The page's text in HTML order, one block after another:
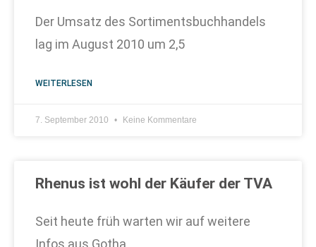
Der Umsatz des Sortimentsbuchhandels
lag im August 2010 um 2,5
WEITERLESEN
7. September 2010 Keine Kommentare
Rhenus ist wohl der Käufer der TVA
Seit heute früh warten wir auf weitere
Infos aus Gotha